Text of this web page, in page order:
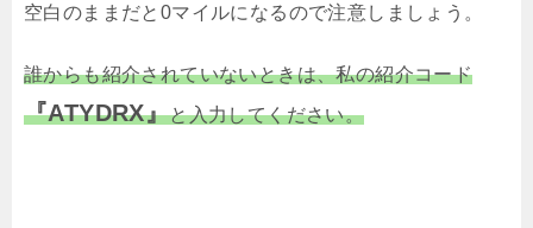
空白のままだと0マイルになるので注意しましょう。
誰からも紹介されていないときは、私の紹介コード
『ATYDRX』と入力してください。